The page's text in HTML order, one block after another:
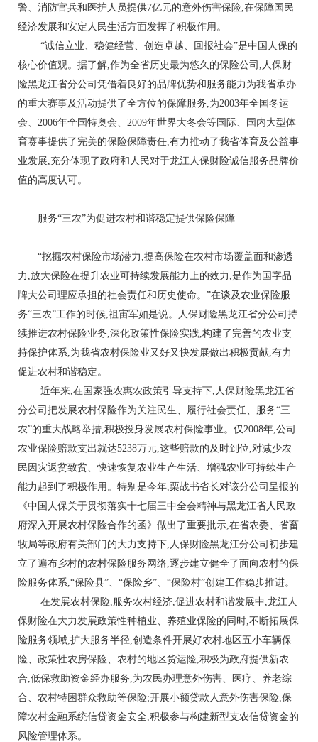
警、消防官兵和医护人员提供7亿元的意外伤害保险,在保障国民
经济发展和安定人民生活方面发挥了积极作用。
“诚信立业、稳健经营、创造卓越、回报社会”是中国人保的
核心价值观。据了解,作为全省历史最为悠久的保险公司,人保财
险黑龙江省分公司凭借着良好的品牌优势和服务能力为我省承办
的重大赛事及活动提供了全方位的保障服务,为2003年全国冬运
会、2006年全国特奥会、2009年世界大冬会等国际、国内大型体
育赛事提供了完美的保险保障责任,有力推动了我省体育及公益事
业发展,充分体现了政府和人民对于龙江人保财险诚信服务品牌价
值的高度认可。
服务“三农”为促进农村和谐稳定提供保险保障
“挖掘农村保险市场潜力,提高保险在农村市场覆盖面和渗透
力,放大保险在提升农业可持续发展能力上的效力,是作为国字品
牌大公司理应承担的社会责任和历史使命。”在谈及农业保险服
务“三农”工作的时候,祖宙军如是说。人保财险黑龙江省分公司持
续推进农村保险业务,深化政策性保险实践,构建了完善的农业支
持保护体系,为我省农村保险业又好又快发展做出积极贡献,有力
促进农村和谐稳定。
近年来,在国家强农惠农政策引导支持下,人保财险黑龙江省
分公司把发展农村保险作为关注民生、履行社会责任、服务“三
农”的重大战略举措,积极投身发展农村保险事业。仅2008年,公司
农业保险赔款支出就达5238万元,这些赔款的及时到位,对减少农
民因灾返贫致贫、快速恢复农业生产生活、增强农业可持续生产
能力起到了积极作用。特别是今年,栗战书省长对该分公司呈报的
《中国人保关于贯彻落实十七届三中全会精神与黑龙江省人民政
府深入开展农村保险合作的函》做出了重要批示,在省农委、省畜
牧局等政府有关部门的大力支持下,人保财险黑龙江分公司初步建
立了遍布乡村的农村保险服务网络,逐步建立健全了面向农村的保
险服务体系,“保险县”、“保险乡”、“保险村”创建工作稳步推进。
在发展农村保险,服务农村经济,促进农村和谐发展中,龙江人
保财险在大力发展政策性种植业、养殖业保险的同时,不断拓展保
险服务领域,扩大服务半径,创造条件开展好农村地区五小车辆保
险、政策性农房保险、农村的地区货运险,积极为政府提供新农
合,低保救助资金经办服务,为农民办理意外伤害、医疗、养老综
合、农村特困群众救助等保险;开展小额贷款人意外伤害保险,保
障农村金融系统信贷资金安全,积极参与构建新型支农信贷资金的
风险管理体系。